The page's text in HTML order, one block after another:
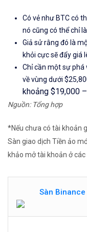
Có vẻ như BTCcó
nó cũng có thể chỉ
Giả sử rằng đó là
khỏi cực sẽ đẩy giá
Chỉ cần một sự phá
về vùng dưới
khoảng $19,000
Nguồn: Tổng hợp
*Nếu chưa có tài khoản
Sàn giao dịch Tiền ảo
khảo mở tài khoản ở
Sàn Binance